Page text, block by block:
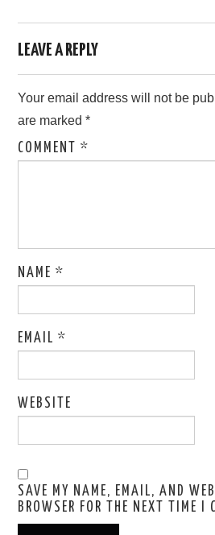
LEAVE A REPLY
Your email address will not be
are marked*
COMMENT*
NAME*
EMAIL*
WEBSITE
SAVE MY NAME, EMAIL, AND
BROWSER FOR THE NEXT TIME I